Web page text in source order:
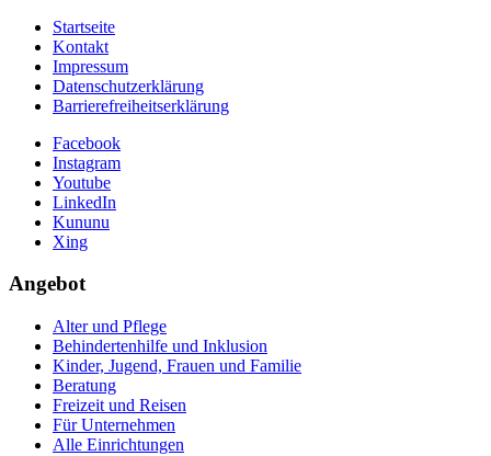
Startseite
Kontakt
Impressum
Datenschutzerklärung
Barrierefreiheitserklärung
Facebook
Instagram
Youtube
LinkedIn
Kununu
Xing
Angebot
Alter und Pflege
Behindertenhilfe und Inklusion
Kinder, Jugend, Frauen und Familie
Beratung
Freizeit und Reisen
Für Unternehmen
Alle Einrichtungen